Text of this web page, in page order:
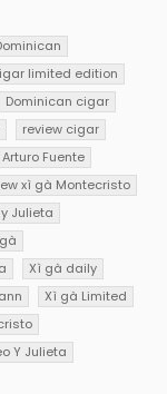
limited edition
Dominican cigar
review cigar
Fuente
xì gà Montecristo
Julieta
Xì gà daily
Xì gà Limited
Y Julieta